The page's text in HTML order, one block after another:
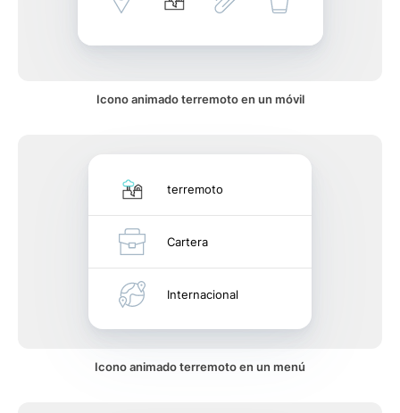
Icono animado terremoto en un móvil
terremoto
Cartera
Internacional
Icono animado terremoto en un menú